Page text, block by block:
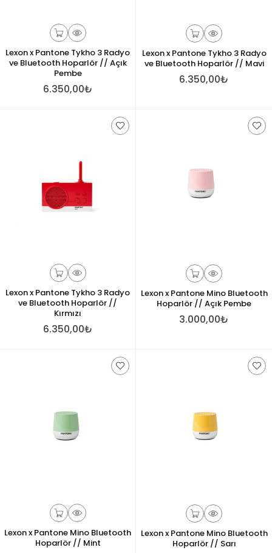
Lexon x Pantone Tykho 3 Radyo
ve Bluetooth Hoparlör // Açık
Pembe
6.350,00₺
Lexon x Pantone Tykho 3 Radyo
ve Bluetooth Hoparlör // Mavi
6.350,00₺
Lexon x Pantone Tykho 3 Radyo
ve Bluetooth Hoparlör //
Kırmızı
6.350,00₺
Lexon x Pantone Mino Bluetooth
Hoparlör // Açık Pembe
3.000,00₺
Lexon x Pantone Mino Bluetooth
Hoparlör // Mint
Lexon x Pantone Mino Bluetooth
Hoparlör // Sarı